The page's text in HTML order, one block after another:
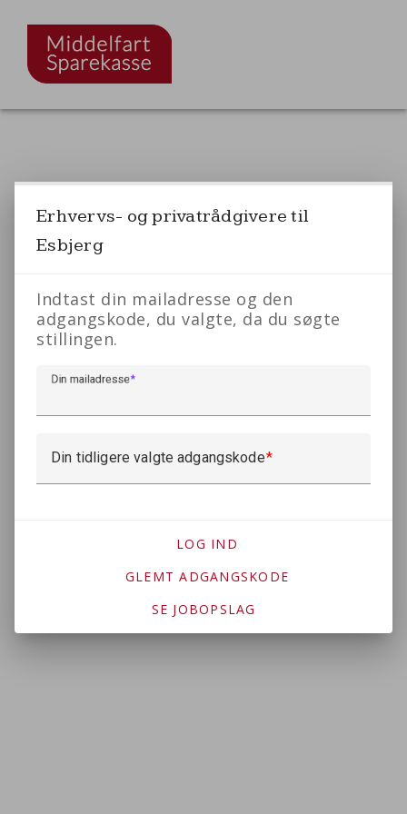
Erhvervs- og privatrådgivere til
Esbjerg
Indtast din mailadresse og den
adgangskode, du valgte, da du søgte
stillingen.
Din mailadresse
Din tidligere valgte adgangskode
SE JOBOPSLAG
GLEMT ADGANGSKODE
LOG IND